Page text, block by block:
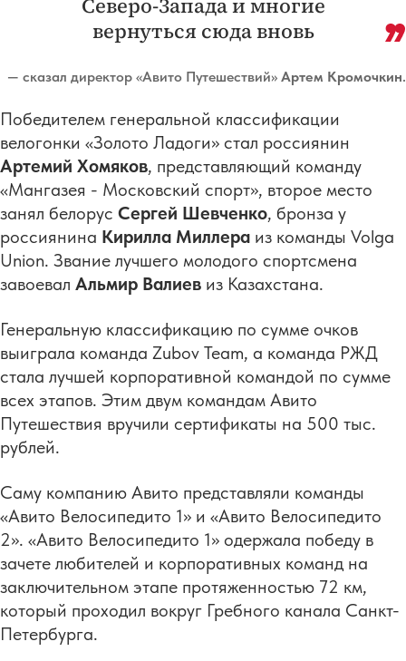
вернуться сюда вновь
— сказал директор «Авито Путешествий» Артем Кромочкин.
Победителем генеральной классификации
велогонки «Золото Ладоги» стал россиянин
Артемий Хомяков, представляющий команду
«Мангазея - Московский спорт», второе место
занял белорус Сергей Шевченко, бронза у
россиянина Кирилла Миллера из команды Volga
Union. Звание лучшего молодого спортсмена
завоевал Альмир Валиев из Казахстана.
Генеральную классификацию по сумме очков
выиграла команда Zubov Team, а команда РЖД
стала лучшей корпоративной командой по сумме
всех этапов. Этим двум командам Авито
Путешествия вручили сертификаты на 500 тыс.
рублей.
Саму компанию Авито представляли команды
«Авито Велосипедито 1» и «Авито Велосипедито
2». «Авито Велосипедито 1» одержала победу в
зачете любителей и корпоративных команд на
заключительном этапе протяженностью 72 км,
который проходил вокруг Гребного канала Санкт-
Петербурга.